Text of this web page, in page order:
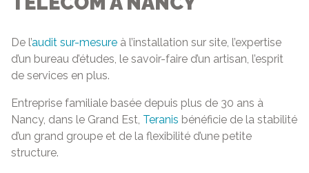
De l’audit sur-mesureà l’installation sur site, l’expertise
d’un bureau d’études, le savoir-faire d’un artisan, l’esprit
de services en plus.
Entreprise familiale basée depuis plus de 30 ans à
Nancy, dans le Grand Est, Teranis bénéficie de la stabilité
d’un grand groupe et de la flexibilité d’une petite
structure.